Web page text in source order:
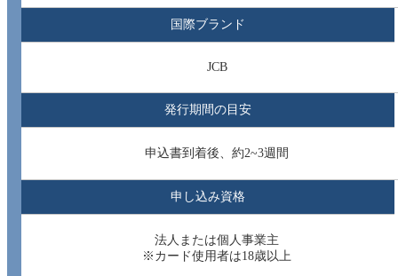
国際ブランド
JCB
発行期間の目安
申込書到着後、約2~3週間
申し込み資格
法人または個人事業主
※カード使用者は18歳以上